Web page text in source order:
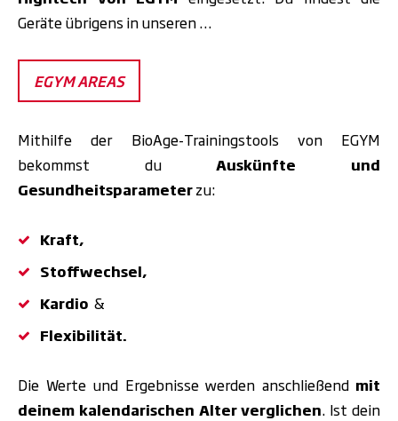
Geräte übrigens in unseren …
EGYM AREAS
Mithilfe der BioAge-Trainingstools von EGYM
bekommst duAuskünfte und
Gesundheitsparameterzu:
Kraft,
Stoffwechsel,
Kardio &
Flexibilität.
Die Werte und Ergebnisse werden anschließend mit
deinem kalendarischen Alter verglichen. Ist dein